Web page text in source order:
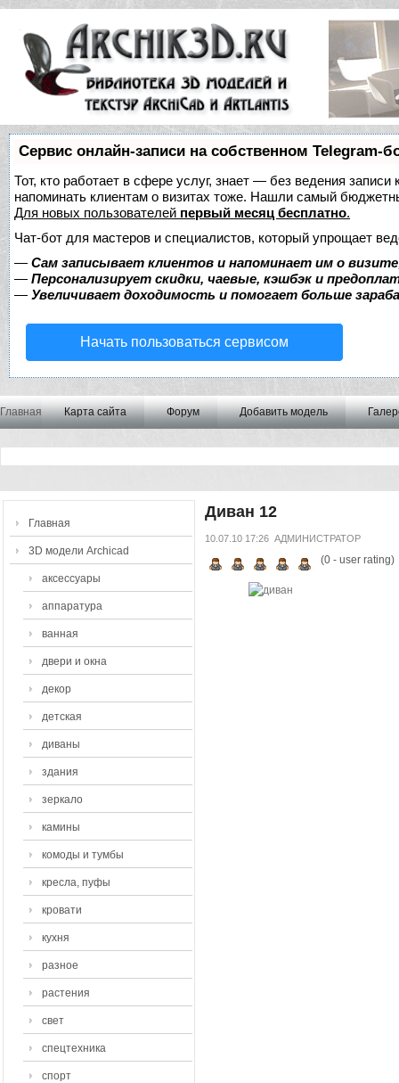
Сервис онлайн-записи на собственном Telegram-
Тот, кто работает в сфере услуг, знает — без ведения
напоминать клиентам о визитах тоже. Нашли самый
Для новых пользователей первый месяц бесплатно.
Чат-бот для мастеров и специалистов, который упрощает
— Сам записывает клиентов и напоминает им о
— Персонализирует скидки, чаевые, кэшбэк и
— Увеличивает доходимость и помогает больше
Начать пользоваться сервисом
Главная Карта сайта Форум Добавить модель
Главная
3D модели Archicad
аксессуары
аппаратура
ванная
двери и окна
декор
детская
диваны
здания
зеркало
камины
комоды и тумбы
кресла, пуфы
кровати
кухня
разное
растения
свет
спецтехника
спорт
Диван 12
10.07.10 17:26 АДМИНИСТРАТОР
(0- user rating)